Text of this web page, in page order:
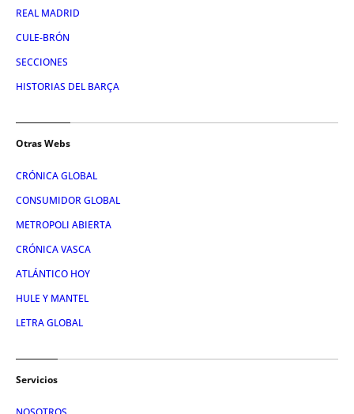
REAL MADRID
CULE-BRÓN
SECCIONES
HISTORIAS DEL BARÇA
Otras Webs
CRÓNICA GLOBAL
CONSUMIDOR GLOBAL
METROPOLI ABIERTA
CRÓNICA VASCA
ATLÁNTICO HOY
HULE Y MANTEL
LETRA GLOBAL
Servicios